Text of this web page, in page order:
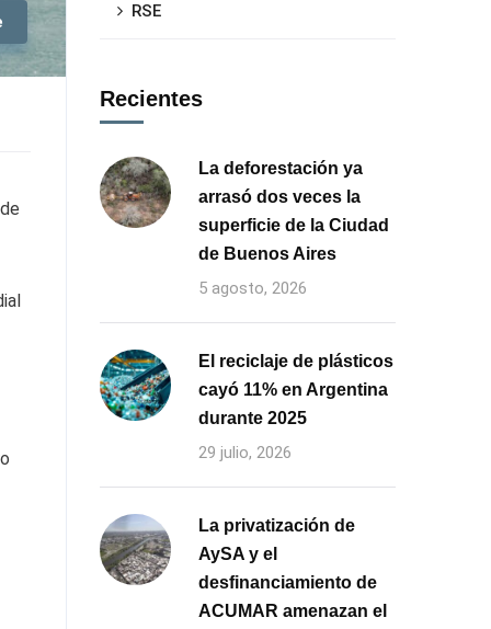
RSE
Recientes
La deforestación ya
arrasó dos veces la
superficie de la Ciudad
de Buenos Aires
5 agosto, 2026
El reciclaje de plásticos
cayó 11% en Argentina
durante 2025
29 julio, 2026
La privatización de
AySA y el
desfinanciamiento de
ACUMAR amenazan el